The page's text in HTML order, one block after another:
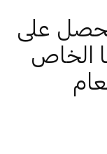
تحصل على
الخاص